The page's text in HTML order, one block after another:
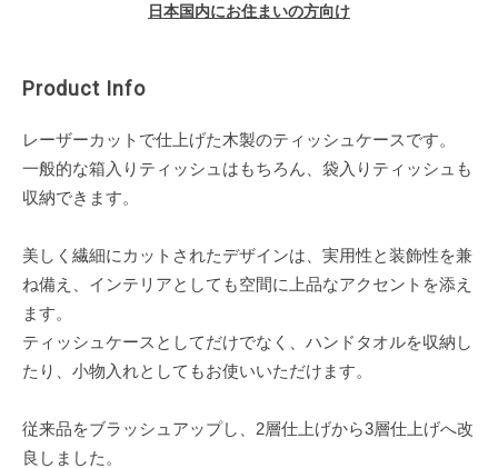
日本国内にお住まいの方向け
Product Info
レーザーカットで仕上げた木製のティッシュケースです。
一般的な箱入りティッシュはもちろん、袋入りティッシュも
収納できます。
美しく繊細にカットされたデザインは、実用性と装飾性を兼
ね備え、インテリアとしても空間に上品なアクセントを添え
ます。
ティッシュケースとしてだけでなく、ハンドタオルを収納し
たり、小物入れとしてもお使いいただけます。
従来品をブラッシュアップし、2層仕上げから3層仕上げへ改
良しました。